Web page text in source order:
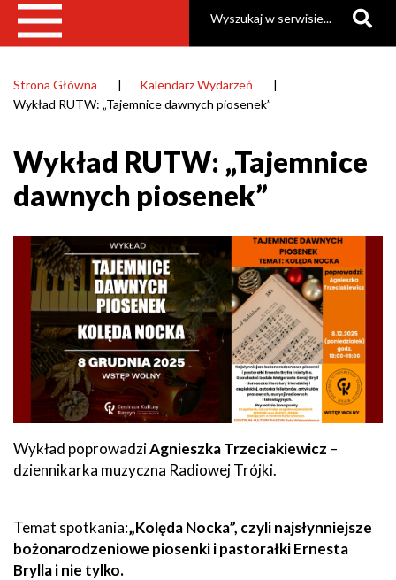
Ścieżka
Strona Główna
Kalendarz Wydarzeń
Wykład RUTW: „Tajemnice dawnych piosenek”
Wykład RUTW: „Tajemnice
dawnych piosenek”
Wykład poprowadziAgnieszka Trzeciakiewicz –
dziennikarka muzyczna Radiowej Trójki.
Temat spotkania:„Kolęda Nocka”, czyli najsłynniejsze
bożonarodzeniowe piosenki i pastorałki Ernesta
Brylla i nie tylko.